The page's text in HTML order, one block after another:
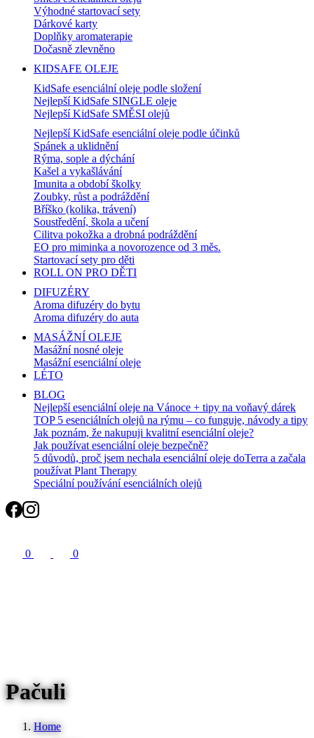
Výhodné startovací sety
Dárkové karty
Doplňky aromaterapie
Dočasně zlevněno
KIDSAFE OLEJE
KidSafe esenciální oleje podle složení
Nejlepší KidSafe SINGLE oleje
Nejlepší KidSafe SMĚSI olejů
Nejlepší KidSafe esenciální oleje podle účinků
Spánek a uklidnění
Rýma, sople a dýchání
Kašel a vykašlávání
Imunita a období školky
Zoubky, růst a podráždění
Bříško (kolika, trávení)
Soustředění, škola a učení
Cilitva pokožka a drobná podráždění
EO pro miminka a novorozence od 3 měs.
Startovací sety pro děti
ROLL ON PRO DĚTI
DIFUZÉRY
Aroma difuzéry do bytu
Aroma difuzéry do auta
MASÁŽNÍ OLEJE
Masážní nosné oleje
Masážní esenciální oleje
LÉTO
BLOG
Nejlepší esenciální oleje na Vánoce + tipy na voňavý dárek
TOP 5 esenciálních olejů na rýmu – co funguje, návody a tipy
Jak poznám, že nakupuji kvalitní esenciální oleje?
Jak používat esenciální oleje bezpečně?
5 důvodů, proč jsem nechala esenciální oleje doTerra a začala
používat Plant Therapy
Speciální používání esenciálních olejů
0 0
Pačuli
Home